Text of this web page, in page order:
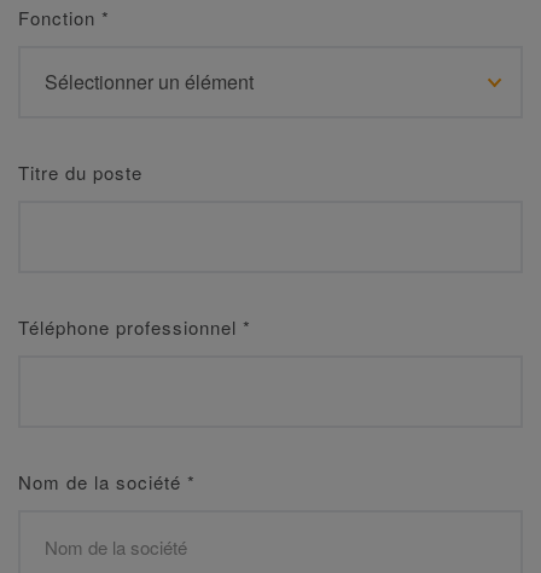
Fonction *
Titre du poste
Téléphone professionnel *
Nom de la société *